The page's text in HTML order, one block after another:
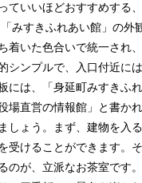
ていいほどおすすめする
みすきふれあい館」の外
着いた色合いで統一され
シンプルで、入口付近に
には、「身延町みすきふ
場直営の情報館」と書か
しょう。まず、建物を入
受けることができます。
のが、立派なお茶室です